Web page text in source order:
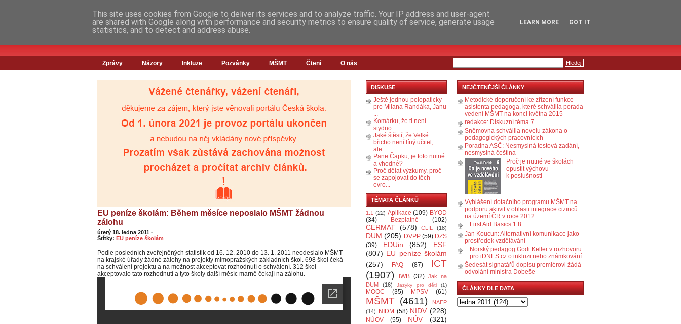
Zprávy Názory Inkluze Pozvánky MŠMT Čtení O nás
EU peníze školám: Během měsíce neposlalo MŠMT žádnou
zálohu
úterý 18. ledna 2011 ·
Štítky: EU peníze školám
Podle posledních zveřejněných statistik od 16. 12. 2010 do 13. 1. 2011 neodeslalo MŠMT
na krajské úřady žádné zálohy na projekty mimopražských základních škol. 698 škol čeká
na schválení projektu a na možnost akceptovat rozhodnutí o schválení. 312 škol
akceptovalo tato rozhodnutí a tyto školy další měsíc marně čekají na zálohu.
DISKUSE
Ještě jednou polopaticky
pro Milana Randáka, Janu
...
Komárku, že ti není
stydno....
Jaké štěstí, že Velké
břicho není líný učitel,
ale...
Pane Čapku, je toto nutné
a vhodné?
Proč dělat výzkumy, proč
se zapojovat do těch
evro...
TÉMATA ČLÁNKŮ
1:1 (22) Aplikace (109) BYOD
(34)
Bezplatně (102)
CERMAT (578) CLIL (18)
DUM (205) DVPP (59) DZS
(39)
EDUin (852)
ESF
(807) EU peníze školám
(257)
FAQ (87)
ICT
(1907)
IWB (32) Jak na
DUM
(16) Jazyky pro děti (1)
MOOC (35) MPSV (61)
MŠMT (4611)
NAEP
(14)
NIDM (58) NIDV (228)
NÚOV (55) NÚV (321)
NEJČTENĚJŠÍ ČLÁNKY
Metodické doporučení ke zřízení funkce
asistenta pedagoga, které schválila porada
vedení MŠMT na konci května 2015
redakce: Diskuzní téma 7
Sněmovna schválila novelu zákona o
pedagogických pracovnících
Poradna ASČ: Nesmyslná testová zadání,
nesmyslná čeština
Proč je nutné ve školách
opustit výchovu
k poslušnosti
Vyhlášení dotačního programu MŠMT na
podporu aktivit v oblasti integrace cizinců
na území ČR v roce 2012
First Aid Basics 1.8
Jan Koucun: Alternativní komunikace jako
prostředek vzdělávání
Norský pedagog Godi Keller v rozhovoru
pro iDNES.cz o inkluzi nebo známkování
Šedesát signatářů dopisu premiérovi žádá
odvolání ministra Dobeše
ČLÁNKY DLE DATA
This site uses cookies from Google to deliver its services and to analyze traffic. Your IP address and user-agent
are shared with Google along with performance and security metrics to ensure quality of service, generate usage
statistics, and to detect and address abuse.
LEARN MORE GOT IT